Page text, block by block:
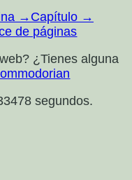
→ Capítulo →
de páginas
¿Tienes alguna
segundos.